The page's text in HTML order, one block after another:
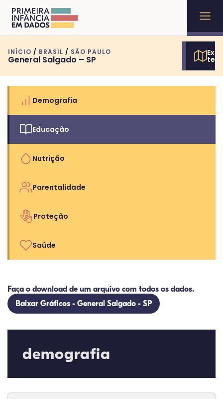
INÍCIO / BRASIL / SÃO PAULO
General Salgado – SP
Demografia
Educação
Nutrição
Parentalidade
Proteção
Saúde
Faça o download de um arquivo com todos os dados.
Baixar Gráficos - General Salgado - SP
demografia